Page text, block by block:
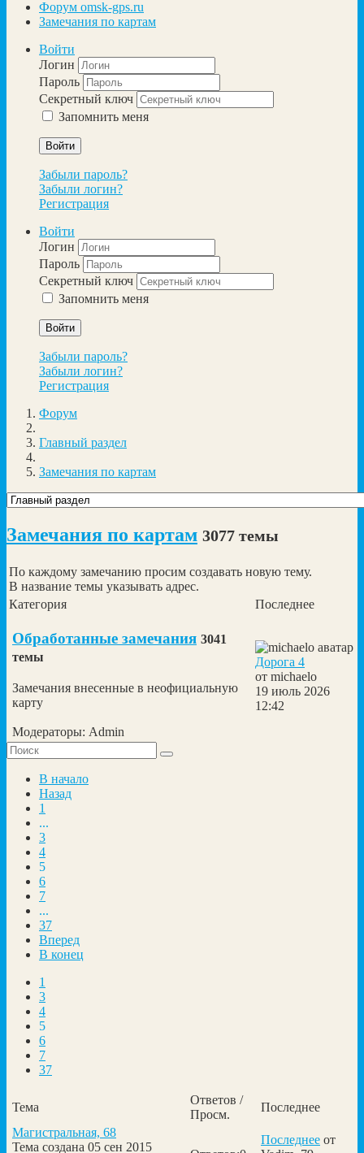
Форум omsk-gps.ru
Замечания по картам
Войти
Логин
Пароль
Секретный ключ
Запомнить меня
Войти
Забыли пароль?
Забыли логин?
Регистрация
Войти
Логин
Пароль
Секретный ключ
Запомнить меня
Войти
Забыли пароль?
Забыли логин?
Регистрация
Форум
Главный раздел
Замечания по картам
Замечания по картам 3077 темы
По каждому замечанию просим создавать новую тему.
В название темы указывать адрес.
Категория
Последнее
Обработанные замечания 3041
темы
Замечания внесенные в неофициальную
карту
Модераторы: Admin
Дорога 4
от michaelo
19 июль 2026
12:42
В начало
Назад
1
...
3
4
5
6
7
...
37
Вперед
В конец
1
3
4
5
6
7
37
Тема
Ответов /
Просм.
Последнее
Магистральная, 68
Тема создана 05 сен 2015
Последнее от